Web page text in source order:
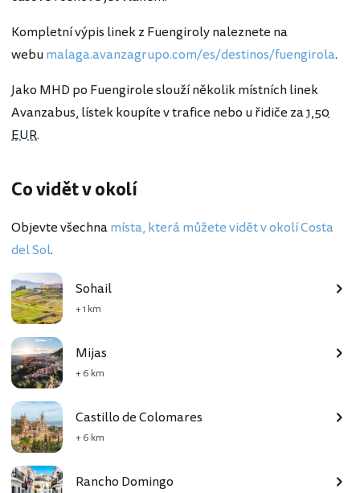
Kompletní výpis linek z Fuengiroly naleznete na
webumalaga.avanzagrupo.com/es/destinos/fuengirola.
Jako MHD po Fuengirole slouží několik místních linek
Avanzabus, lístek koupíte v trafice nebo u řidiče za1,50
EUR.
Co vidět v okolí
Objevte všechnamísta, která můžete vidět v okolí Costa
del Sol.
Sohail
+ 1 km
Mijas
+ 6 km
Castillo de Colomares
+ 6 km
Rancho Domingo